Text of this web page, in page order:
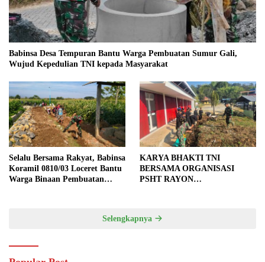
Babinsa Desa Tempuran Bantu Warga Pembuatan Sumur Gali,
Wujud Kepedulian TNI kepada Masyarakat
Selalu Bersama Rakyat, Babinsa
Koramil 0810/03 Loceret Bantu
Warga Binaan Pembuatan
KARYA BHAKTI TNI
BERSAMA ORGANISASI
PSHT RAYON
KEMANUNGGALAN TNI-
Selengkapnya